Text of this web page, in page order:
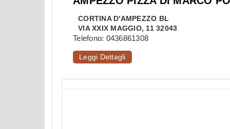
CORTINA D'AMPEZZO BL
VIA XXIX MAGGIO, 11 32043
Telefono: 0436861308
Leggi Dettagli